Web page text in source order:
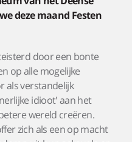
deze maand Festen
door een bonte
op alle mogelijke
als verstandelijk
idioot' aan het
wereld creëren.
zich als een op macht